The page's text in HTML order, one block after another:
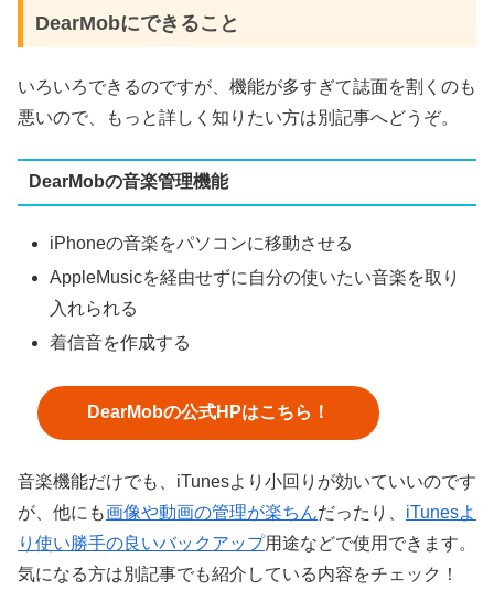
DearMobにできること
いろいろできるのですが、機能が多すぎて誌面を割くのも
悪いので、もっと詳しく知りたい方は別記事へどうぞ。
DearMobの音楽管理機能
iPhoneの音楽をパソコンに移動させる
AppleMusicを経由せずに自分の使いたい音楽を取り
入れられる
着信音を作成する
DearMobの公式HPはこちら！
音楽機能だけでも、iTunesより小回りが効いていいのです
が、他にも画像や動画の管理が楽ちんだったり、 iTunesよ
り使い勝手の良いバックアップ用途などで使用できます。
気になる方は別記事でも紹介している内容をチェック！